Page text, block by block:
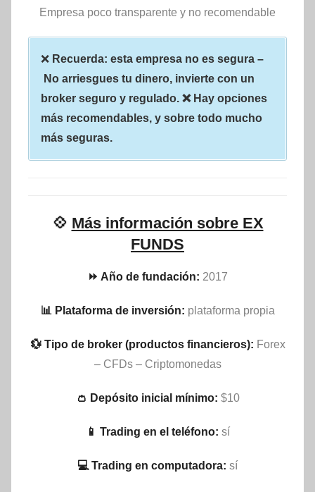
Empresa poco transparente y no recomendable
❌ Recuerda: esta empresa no es segura –
No arriesgues tu dinero, invierte con un
broker seguro y regulado. ❌ Hay opciones
más recomendables, y sobre todo mucho
más seguras.
💠 Más información sobre EX
FUNDS
⏩ Año de fundación: 2017
📊 Plataforma de inversión: plataforma propia
💱 Tipo de broker (productos financieros): Forex
– CFDs – Criptomonedas
👛 Depósito inicial mínimo: $10
📱 Trading en el teléfono: sí
💻 Trading en computadora: sí